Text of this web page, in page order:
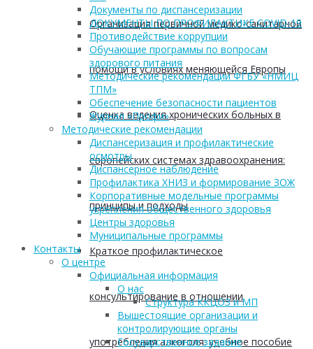
Организация первичной медико-санитарной
помощи в условиях меняющейся Европы
Оценка ведения хронических больных в
европейских системах здравоохранения:
принципы и подходы
Краткое профилактическое
консультирование в отношении
употребления алкоголя: учебное пособие
Документы по диспансеризации
ДОКУМЕНТЫ ПО ПРОФИЛАКТИКЕ COVID-19
Противодействие коррупции
Обучающие программы по вопросам
здорового питания
Методические рекомендации ФГБУ «НМИЦ
ТПМ»
Обеспечение безопасности пациентов
Журнал «Профи»
Методические рекомендации
Диспансеризация и профилактические
осмотры
Диспансерное наблюдение
Профилактика ХНИЗ и формирование ЗОЖ
Корпоративные модельные программы
укрепления общественного здоровья
Центры здоровья
Муниципальные программы
Контакты
О центре
Официальная информация
О нас
Структура ККЦОЗ и МП
Вышестоящие организации и
контролирующие органы
Государственное задание